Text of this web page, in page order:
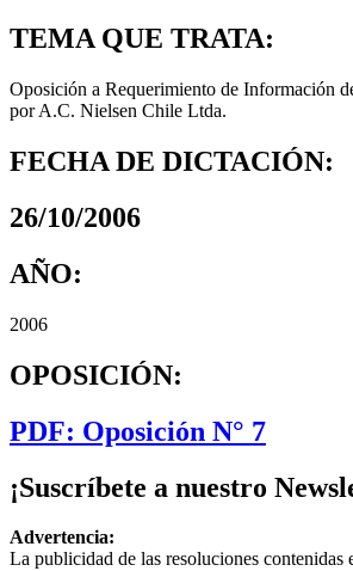
TEMA QUE TRATA:
Oposición a Requerimiento de Información
por A.C. Nielsen Chile Ltda.
FECHA DE DICTACIÓN:
26/10/2006
AÑO:
2006
OPOSICIÓN:
PDF: Oposición N° 7
¡Suscríbete a nuestro
Advertencia:
La publicidad de las resoluciones contenidas